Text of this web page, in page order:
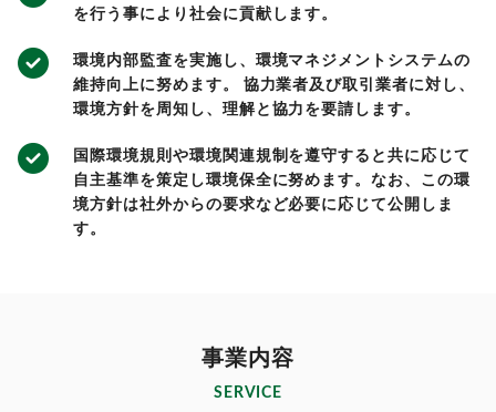
を行う事により社会に貢献します。
環境内部監査を実施し、環境マネジメントシステムの
維持向上に努めます。 協力業者及び取引業者に対し、
環境方針を周知し、理解と協力を要請します。
国際環境規則や環境関連規制を遵守すると共に応じて
自主基準を策定し環境保全に努めます。なお、この環
境方針は社外からの要求など必要に応じて公開しま
す。
事業内容
SERVICE